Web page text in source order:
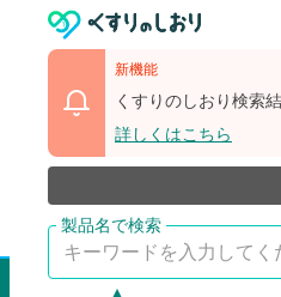
新機能
くすりのしおり検索
詳しくはこちら